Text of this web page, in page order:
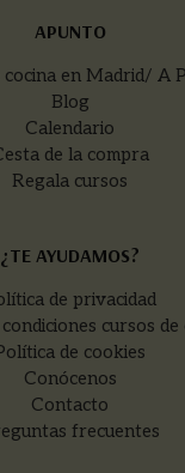
APUNTO
cocina en Madrid/ A
Blog
Calendario
de la compra
Regala cursos
¿TE AYUDAMOS?
de privacidad
cursos de
de cookies
Conócenos
Contacto
frecuentes